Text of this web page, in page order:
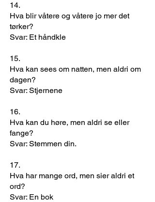
14.
Hva blir våtere og våtere jo mer det
tørker?
Svar: Et håndkle
15.
Hva kan sees om natten, men aldri om
dagen?
Svar: Stjernene
16.
Hva kan du høre, men aldri se eller
fange?
Svar: Stemmen din.
17.
Hva har mange ord, men sier aldri et
ord?
Svar: En bok